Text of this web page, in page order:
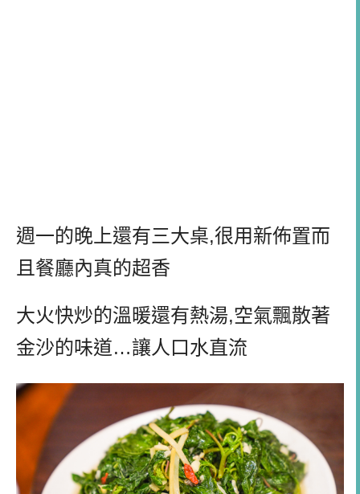
週一的晚上還有三大桌,很用新佈置而
且餐廳內真的超香
大火快炒的溫暖還有熱湯,空氣飄散著
金沙的味道…讓人口水直流